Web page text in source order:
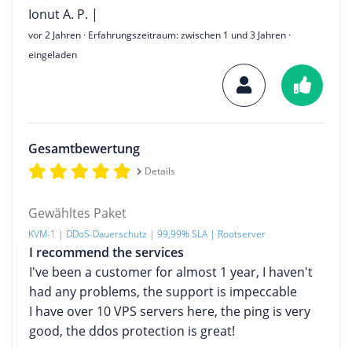
Ionut A. P. |
vor 2 Jahren · Erfahrungszeitraum: zwischen 1 und 3 Jahren ·
eingeladen
Gesamtbewertung
Details
Gewähltes Paket
KVM-1 | DDoS-Dauerschutz | 99,99% SLA | Rootserver
I recommend the services
I've been a customer for almost 1 year, I haven't
had any problems, the support is impeccable
I have over 10 VPS servers here, the ping is very
good, the ddos ​​protection is great!